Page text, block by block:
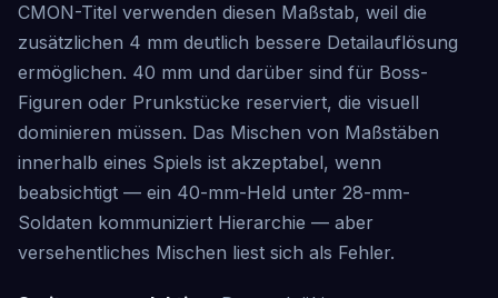
CMON-Titel verwenden diesen Maßstab, weil die
zusätzlichen 4 mm deutlich bessere Detailauflösung
ermöglichen. 40 mm und darüber sind für Boss-
Figuren oder Prunkstücke reserviert, die visuell
dominieren müssen. Das Mischen von Maßstäben
innerhalb eines Spiels ist akzeptabel, wenn
beabsichtigt — ein 40-mm-Held unter 28-mm-
Soldaten kommuniziert Hierarchie — aber
versehentliches Mischen liest sich als Fehler.